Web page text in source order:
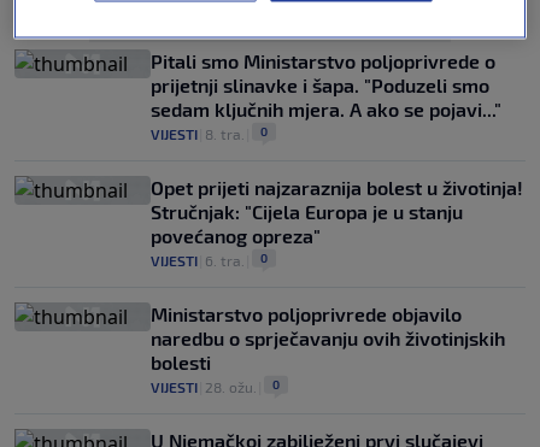
Pitali smo Ministarstvo poljoprivrede o
prijetnji slinavke i šapa. "Poduzeli smo
sedam ključnih mjera. A ako se pojavi..."
VIJESTI 8. tra. 0
Opet prijeti najzaraznija bolest u životinja!
Stručnjak: "Cijela Europa je u stanju
povećanog opreza"
VIJESTI 6. tra. 0
Ministarstvo poljoprivrede objavilo
naredbu o sprječavanju ovih životinjskih
bolesti
VIJESTI 28. ožu. 0
U Njemačkoj zabilježeni prvi slučajevi